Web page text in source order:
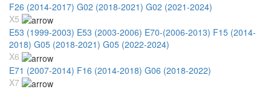
F26 (2014-2017) G02 (2018-2021) G02 (2021-2024)
X5
E53 (1999-2003) E53 (2003-2006) E70-(2006-2013) F15 (2014-
2018) G05 (2018-2021) G05 (2022-2024)
X6
E71 (2007-2014) F16 (2014-2018) G06 (2018-2022)
X7